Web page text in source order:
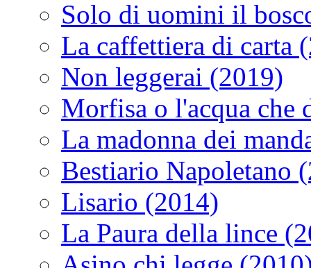
Solo di uomini il
La caffettiera di carta
Non leggerai (2019)
Morfisa o l'acqua che
La madonna dei
Bestiario Napoletano
Lisario (2014)
La Paura della lince